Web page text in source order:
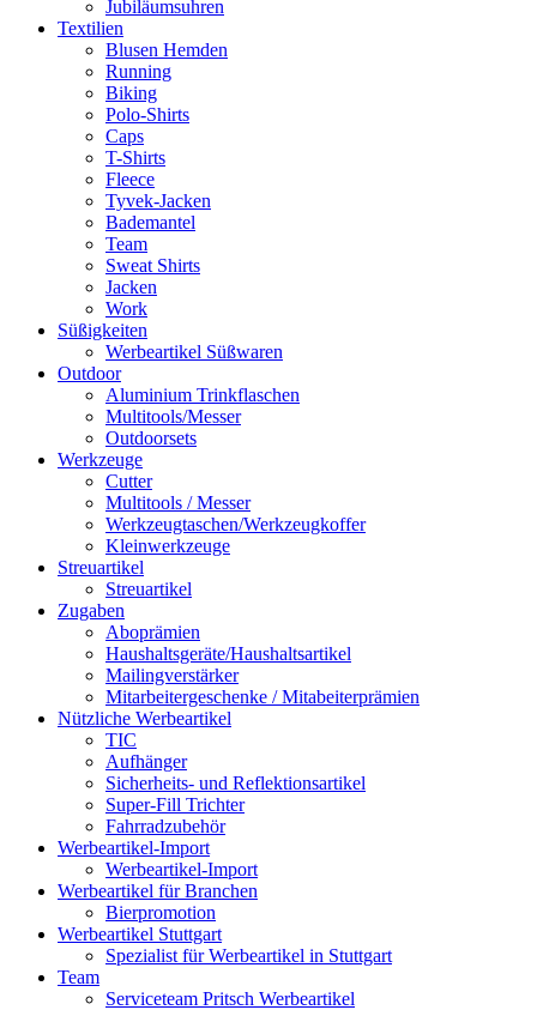
Jubiläumsuhren
Textilien
Blusen Hemden
Running
Biking
Polo-Shirts
Caps
T-Shirts
Fleece
Tyvek-Jacken
Bademantel
Team
Sweat Shirts
Jacken
Work
Süßigkeiten
Werbeartikel Süßwaren
Outdoor
Aluminium Trinkflaschen
Multitools/Messer
Outdoorsets
Werkzeuge
Cutter
Multitools / Messer
Werkzeugtaschen/Werkzeugkoffer
Kleinwerkzeuge
Streuartikel
Streuartikel
Zugaben
Aboprämien
Haushaltsgeräte/Haushaltsartikel
Mailingverstärker
Mitarbeitergeschenke / Mitabeiterprämien
Nützliche Werbeartikel
TIC
Aufhänger
Sicherheits- und Reflektionsartikel
Super-Fill Trichter
Fahrradzubehör
Werbeartikel-Import
Werbeartikel-Import
Werbeartikel für Branchen
Bierpromotion
Werbeartikel Stuttgart
Spezialist für Werbeartikel in Stuttgart
Team
Serviceteam Pritsch Werbeartikel